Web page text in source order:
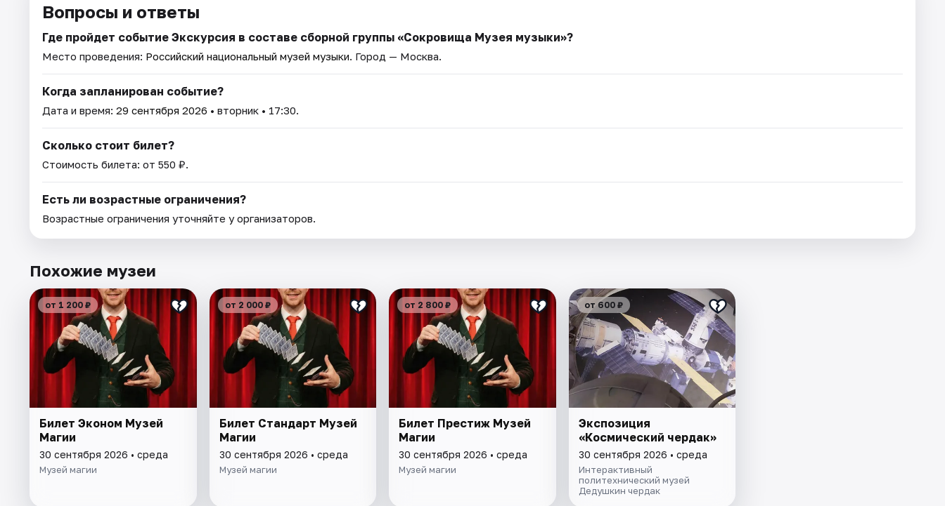
Вопросы и ответы
Где пройдет событие Экскурсия в составе сборной группы «Сокровища Музея музыки»?
Место проведения: Российский национальный музей музыки. Город — Москва.
Когда запланирован событие?
Дата и время: 29 сентября 2026 • вторник • 17:30.
Сколько стоит билет?
Стоимость билета: от 550 ₽.
Есть ли возрастные ограничения?
Возрастные ограничения уточняйте у организаторов.
Похожие музеи
от 1 200 ₽
Билет Эконом Музей
Магии
30 сентября 2026 • среда
Музей магии
от 2 000 ₽
Билет Стандарт Музей
Магии
30 сентября 2026 • среда
Музей магии
от 2 800 ₽
Билет Престиж Музей
Магии
30 сентября 2026 • среда
Музей магии
от 600 ₽
Экспозиция
«Космический чердак»
30 сентября 2026 • среда
Интерактивный
политехнический музей
Дедушкин чердак